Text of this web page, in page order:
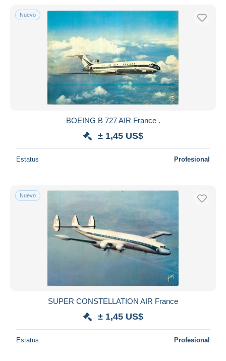
Nuevo
BOEING B 727 AIR France .
± 1,45 US$
Estatus Profesional
Nuevo
SUPER CONSTELLATION AIR France
± 1,45 US$
Estatus Profesional